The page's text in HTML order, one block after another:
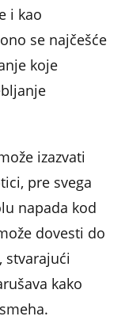
i kao
se najčešće
koje
izazvati
pre svega
napada kod
dovesti do
stvarajući
kako